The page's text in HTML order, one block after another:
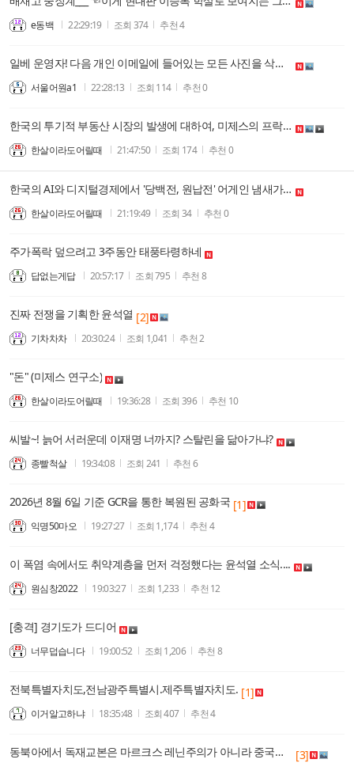
e동백 22:29:19 조회 374 추천4
일베 운영자! 다음 개인 이메일에 들어있는 모든 사진을 삭제했네! 이거 존나게 심각한 범죄 행위인데! 그리고 보시다시피 사진 자료를 모두 화이트 처리했구나! 범죄 조직인데! 좆점명이 개새끼한테 경고한다. 표현의 자유를 검열하는 이런 짓거리하면 뒈진다.
서울어원a1 22:28:13 조회 114 추천0
한국의 투기적 부동산 시장의 발생에 대하여, 미제스의 프락세올로지와 행동경제학은 어떻게 판단이 달라지나
한살이라도어릴때 21:47:50 조회 174 추천 0
한국의 AI와 디지털경제에서 '당백전, 원납전' 어게인 냄새가 날 거 같다.
한살이라도어릴때 21:19:49 조회 34 추천 0
주가폭락 덮으려고 3주동안 태풍타령하네
답없는게답 20:57:17 조회795 추천 8
진짜 전쟁을 기획한 윤석열 [2]
기차차차 20:30:24 조회 1,041 추천2
"돈" (미제스 연구소)
한살이라도어릴때 19:36:28 조회 396 추천 10
씨발~! 늙어 서러운데 이재명 너까지? 스탈린을 닮아가냐?
종빨척살 19:34:08 조회 241 추천 6
2026년 8월 6일 기준 GCR을 통한 복원된 공화국 [1]
익명50마오 19:27:27 조회 1,174 추천 4
이 폭염 속에서도 취약계층을 먼저 걱정했다는 윤석열 소식....
원심창2022 19:03:27 조회 1,233 추천 12
[충격] 경기도가 드디어
너무덥습니다 19:00:52 조회 1,206 추천 8
전북특별자치도,전남광주특별시.제주특별자치도. [1]
이거알고하냐 18:35:48 조회407 추천4
동북아에서 독재교본은 마르크스 레닌주의가 아니라 중국경전으로 봐야 하지 않나? [3]